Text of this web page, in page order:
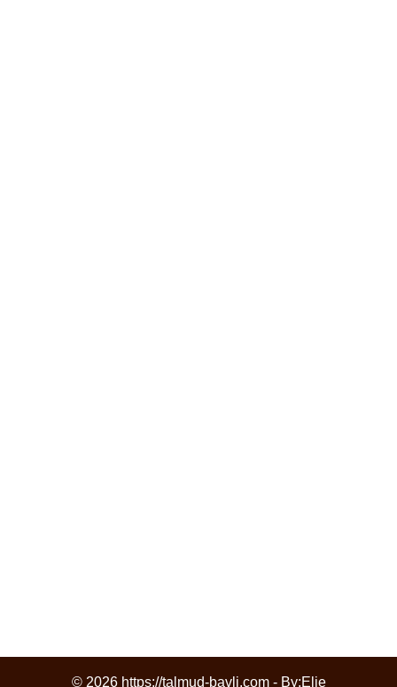
© 2026 https://talmud-bavli.com - By:Elie